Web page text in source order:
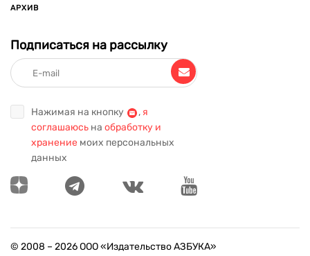
АРХИВ
Подписаться на рассылку
Нажимая на кнопку , я
соглашаюсь на обработку и
хранение моих персональных
данных
© 2008 – 2026ООО «Издательство АЗБУКА»